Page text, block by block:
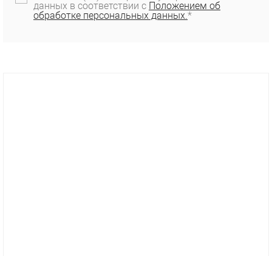
данных в соответствии с Положением об
обработке персональных данных.*